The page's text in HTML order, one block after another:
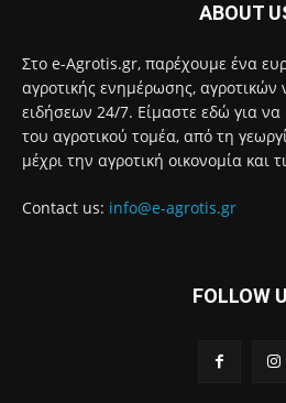
ABOUT
Στο e-Agrotis.gr, παρέχουμε ένα
αγροτικής ενημέρωσης, αγροτικών
ειδήσεων 24/7. Είμαστε εδώ για
του αγροτικού τομέα, από τη
μέχρι την αγροτική οικονομία και
Contact us: info@e-agrotis.gr
FOLLOW